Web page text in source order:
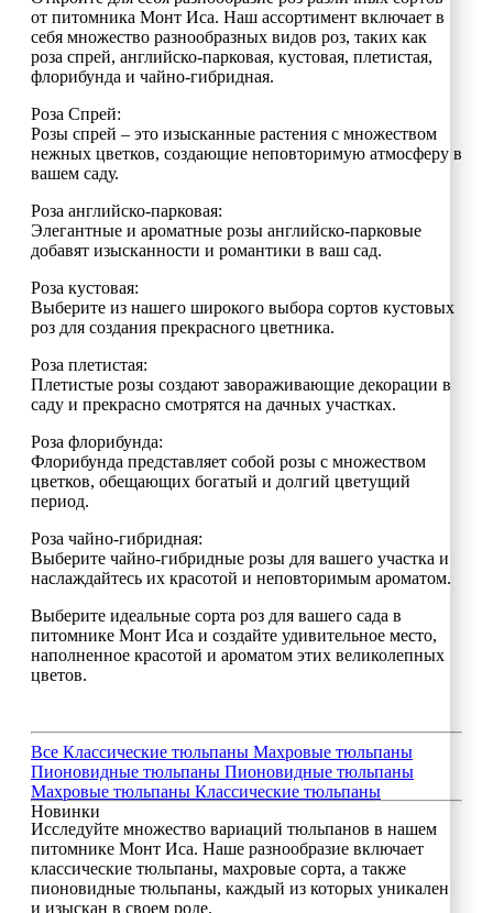
от питомника Монт Иса. Наш ассортимент включает в
себя множество разнообразных видов роз, таких как
роза спрей, английско-парковая, кустовая, плетистая,
флорибунда и чайно-гибридная.
Роза Спрей:
Розы спрей – это изысканные растения с множеством
нежных цветков, создающие неповторимую атмосферу в
вашем саду.
Роза английско-парковая:
Элегантные и ароматные розы английско-парковые
добавят изысканности и романтики в ваш сад.
Роза кустовая:
Выберите из нашего широкого выбора сортов кустовых
роз для создания прекрасного цветника.
Роза плетистая:
Плетистые розы создают завораживающие декорации в
саду и прекрасно смотрятся на дачных участках.
Роза флорибунда:
Флорибунда представляет собой розы с множеством
цветков, обещающих богатый и долгий цветущий
период.
Роза чайно-гибридная:
Выберите чайно-гибридные розы для вашего участка и
наслаждайтесь их красотой и неповторимым ароматом.
Выберите идеальные сорта роз для вашего сада в
питомнике Монт Иса и создайте удивительное место,
наполненное красотой и ароматом этих великолепных
цветов.
Все Классические тюльпаны Махровые тюльпаны
Пионовидные тюльпаны Пионовидные тюльпаны
Махровые тюльпаны Классические тюльпаны
Новинки
Исследуйте множество вариаций тюльпанов в нашем
питомнике Монт Иса. Наше разнообразие включает
классические тюльпаны, махровые сорта, а также
пионовидные тюльпаны, каждый из которых уникален
и изыскан в своем роде.